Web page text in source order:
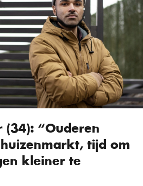
(34): “Ouderen
tijd om
kleiner te